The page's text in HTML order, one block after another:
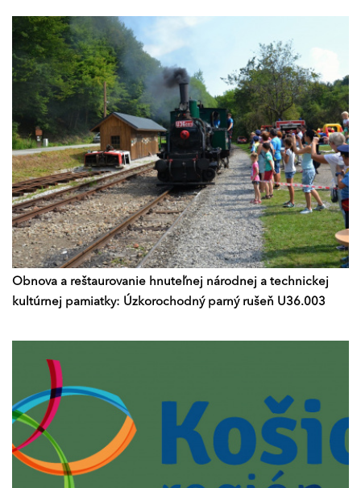
Obnova a reštaurovanie hnuteľnej národnej a technickej
kultúrnej pamiatky: Úzkorochodný parný rušeň U36.003